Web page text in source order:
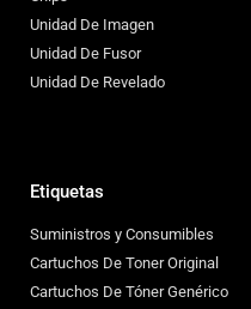
Unidad De Imagen
Unidad De Fusor
Unidad De Revelado
Etiquetas
Suministros y Consumibles
Cartuchos De Toner Original
Cartuchos De Tóner Genérico